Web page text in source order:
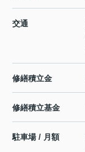
交通
修繕積立金
修繕積立基金
駐車場 / 月額